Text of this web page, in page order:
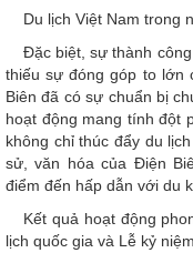
Du lịch Việt Nam trong
Đặc biệt, sự thành
thiếu sự đóng góp to lớn
Biên đã có sự chuẩn bị
hoạt động mang tính đột
không chỉ thúc đẩy du
sử, văn hóa của Điện
điểm đến hấp dẫn với du
Kết quả hoạt động
lịch quốc gia và Lễ kỷ